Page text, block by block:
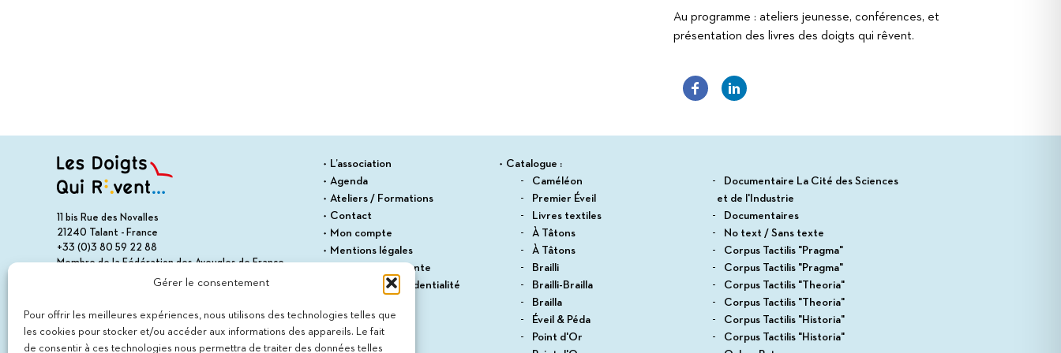
Gérer le consentement
Pour offrir les meilleures expériences, nous utilisons des technologies telles que
les cookies pour stocker et/ou accéder aux informations des appareils. Le fait
de consentir à ces technologies nous permettra de traiter des données telles
Au programme : ateliers jeunesse, conférences, et
présentation des livres des doigts qui rêvent.
11 bis Rue des Novalles
21240 Talant - France
+33 (0)3 80 59 22 88
Membre de la Fédération des Aveugles de France
Membre du collectif Les Éditeurs Atypiques
L’association
Agenda
Ateliers / Formations
Contact
Mon compte
Mentions légales
Conditions de vente
Politique de confidentialité
Catalogue :
Caméléon
Premier Éveil
Livres textiles
À Tâtons
À Tâtons
Brailli
Brailli-Brailla
Brailla
Éveil & Péda
Point d'Or
Documentaire La Cité des Sciences
et de l'Industrie
Documentaires
No text / Sans texte
Corpus Tactilis "Pragma"
Corpus Tactilis "Pragma"
Corpus Tactilis "Theoria"
Corpus Tactilis "Theoria"
Corpus Tactilis "Historia"
Corpus Tactilis "Historia"